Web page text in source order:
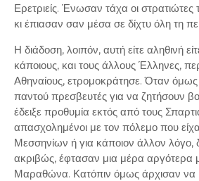
Ερετριείς. Ένωσαν τάχα οι στρατιώτες
κι έπιασαν σαν μέσα σε δίχτυ όλη τη
Η διάδοση, λοιπόν, αυτή είτε αληθινή
κάποιους, και τους άλλους Έλληνες,
Αθηναίους, ετρομοκράτησε. Όταν όμως
παντού πρεσβευτές για να ζητήσουν
έδειξε προθυμία εκτός από τους
απασχολημένοι με τον πόλεμο που
Μεσσηνίων ή για κάποιον άλλον λόγο,
ακριβώς, έφτασαν μια μέρα αργότερα
Μαραθώνα. Κατόπιν όμως άρχισαν να